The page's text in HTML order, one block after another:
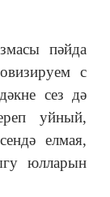
пәйда
с
сез дә
уйный,
елмая,
юлларын